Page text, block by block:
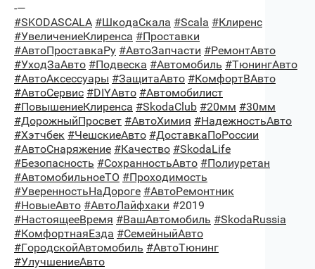
-—
#SKODASCALA #ШкодаСкала #Scala #Клиренс
#УвеличениеКлиренса #Проставки
#АвтоПроставкаРу #АвтоЗапчасти #РемонтАвто
#УходЗаАвто #Подвеска #Автомобиль #ТюнингАвто
#АвтоАксессуары #ЗащитаАвто #КомфортВАвто
#АвтоСервис #DIYАвто #Автомобилист
#ПовышениеКлиренса #SkodaClub #20мм #30мм
#ДорожныйПросвет #АвтоХимия #НадежностьАвто
#Хэтчбек #ЧешскиеАвто #ДоставкаПоРоссии
#АвтоСнаряжение #Качество #SkodaLife
#Безопасность #СохранностьАвто #Полиуретан
#АвтомобильноеТО #Проходимость
#УверенностьНаДороге #АвтоРемонтник
#НовыеАвто #АвтоЛайфхаки #2019
#НастоящееВремя #ВашАвтомобиль #SkodaRussia
#КомфортнаяЕзда #СемейныйАвто
#ГородскойАвтомобиль #АвтоТюнинг
#УлучшениеАвто